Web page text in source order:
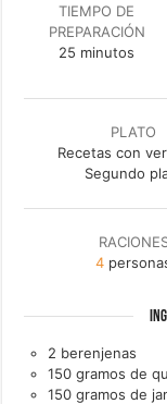
TIEMPO DE
PREPARACIÓN
25 minutos
minutos
PLATO
Recetas con
Segundo
4
2 berenjenas
150 gramos de
150 gramos de